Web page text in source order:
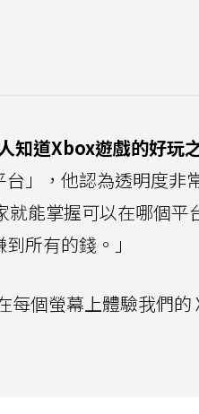
知道Xbox遊戲的好玩
」，他認為透明度非
就能掌握可以在哪個平
所有的錢。」
每個螢幕上體驗我們的